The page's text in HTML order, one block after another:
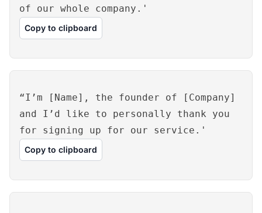
of our whole company.'
Copy to clipboard
“I’m [Name], the founder of [Company]
and I’d like to personally thank you
for signing up for our service.'
Copy to clipboard